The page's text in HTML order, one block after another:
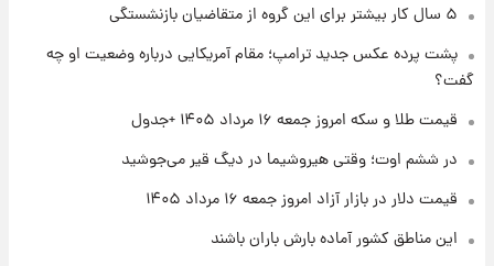
۱ روز پیش
شد+فیلم
۱ روز پیش
امروز پنجشنبه ۱۵ مرداد ۱۴۰۵ +جدول
قیمت طلا و سکه امروز پنجشنبه ۱۵ مرداد ۱۴۰۵
۵ سال کار بیشتر برای این گروه از متقاضیان بازنشستگی
پشت پرده عکس جدید ترامپ؛ مقام آمریکایی درباره وضعیت او چه
گفت؟
قیمت طلا و سکه امروز جمعه ۱۶ مرداد ۱۴۰۵ +جدول
در ششم اوت؛ وقتی هیروشیما در دیگ قیر می‌جوشید
قیمت دلار در بازار آزاد امروز جمعه ۱۶ مرداد ۱۴۰۵
این مناطق کشور آماده بارش باران باشند